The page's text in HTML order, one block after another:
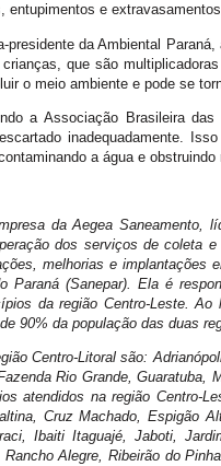
entupimentos e
presidente da Ambiental
que são
o meio ambiente e pode se
a Associação Brasileira
inadequadamente.
a água e
da Aegea Saneamento,
dos serviços de coleta
melhorias e
Paraná (Sanepar). Ela é
da região Centro-Leste.
90% da população das duas
Centro-Litoral são:
Rio Grande,
atendidos na região Centro-
Cruz Machado, Espigão
Ibaiti Itaguajé, Jaboti,
Alegre, Ribeirão do